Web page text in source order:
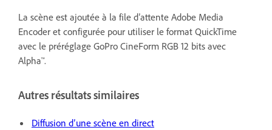
La scène est ajoutée à la file d’attente Adobe Media
Encoder et configurée pour utiliser le format QuickTime
avec le préréglage GoPro CineForm RGB 12 bits avec
Alpha™.
Autres résultats similaires
Diffusion d’une scène en direct